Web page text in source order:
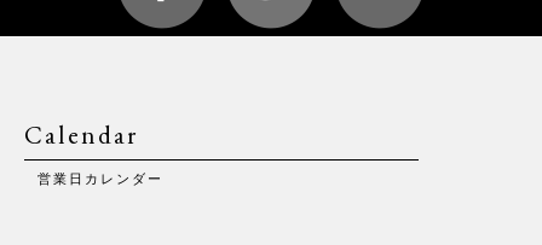
Calendar
営業日カレンダー